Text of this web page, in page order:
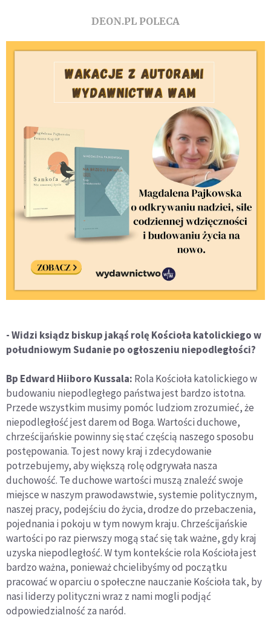
DEON.PL POLECA
- Widzi ksiądz biskup jakąś rolę Kościoła katolickiego w
południowym Sudanie po ogłoszeniu niepodległości?
Bp Edward Hiiboro Kussala: Rola Kościoła katolickiego w
budowaniu niepodległego państwa jest bardzo istotna.
Przede wszystkim musimy pomóc ludziom zrozumieć, że
niepodległość jest darem od Boga. Wartości duchowe,
chrześcijańskie powinny się stać częścią naszego sposobu
postępowania. To jest nowy kraj i zdecydowanie
potrzebujemy, aby większą rolę odgrywała nasza
duchowość. Te duchowe wartości muszą znaleźć swoje
miejsce w naszym prawodawstwie, systemie politycznym,
naszej pracy, podejściu do życia, drodze do przebaczenia,
pojednania i pokoju w tym nowym kraju. Chrześcijańskie
wartości po raz pierwszy mogą stać się tak ważne, gdy kraj
uzyska niepodległość. W tym kontekście rola Kościoła jest
bardzo ważna, ponieważ chcielibyśmy od początku
pracować w oparciu o społeczne nauczanie Kościoła tak, by
nasi liderzy polityczni wraz z nami mogli podjąć
odpowiedzialność za naród.